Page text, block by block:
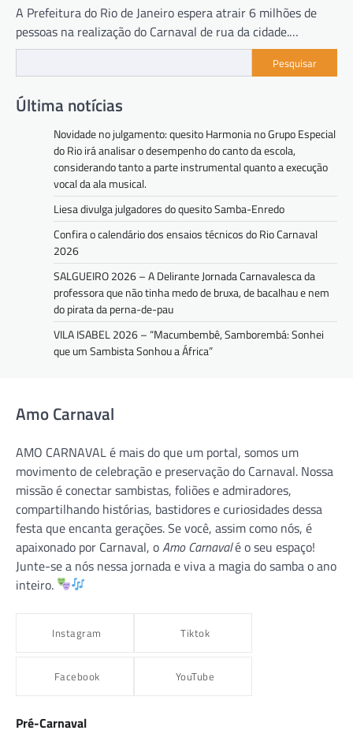
A Prefeitura do Rio de Janeiro espera atrair 6 milhões de
pessoas na realização do Carnaval de rua da cidade.…
Pesquisar
Última notícias
Novidade no julgamento: quesito Harmonia no Grupo Especial
do Rio irá analisar o desempenho do canto da escola,
considerando tanto a parte instrumental quanto a execução
vocal da ala musical.
Liesa divulga julgadores do quesito Samba-Enredo
Confira o calendário dos ensaios técnicos do Rio Carnaval
2026
SALGUEIRO 2026 – A Delirante Jornada Carnavalesca da
professora que não tinha medo de bruxa, de bacalhau e nem
do pirata da perna-de-pau
VILA ISABEL 2026 – “Macumbembê, Samborembá: Sonhei
que um Sambista Sonhou a África”
Amo Carnaval
AMO CARNAVAL é mais do que um portal, somos um
movimento de celebração e preservação do Carnaval. Nossa
missão é conectar sambistas, foliões e admiradores,
compartilhando histórias, bastidores e curiosidades dessa
festa que encanta gerações. Se você, assim como nós, é
apaixonado por Carnaval, oAmo Carnavalé o seu espaço!
Junte-se a nós nessa jornada e viva a magia do samba o ano
inteiro.
Instagram Tiktok
Facebook YouTube
Pré-Carnaval